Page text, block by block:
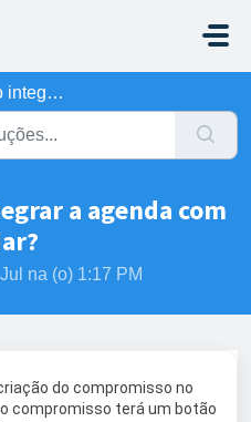
Calendar?
a agenda com
na (o) 1:17 PM
do compromisso no
compromisso terá um botão